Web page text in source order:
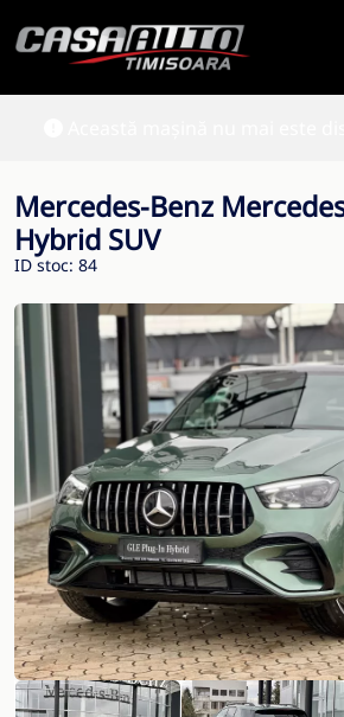
Mercedes-Benz
Hybrid SUV
ID stoc: 84